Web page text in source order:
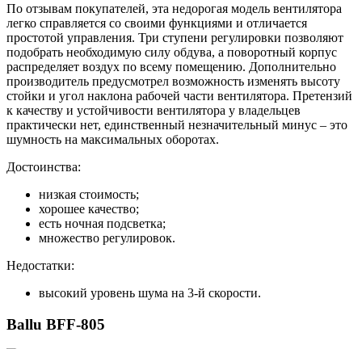
По отзывам покупателей, эта недорогая модель вентилятора
легко справляется со своими функциями и отличается
простотой управления. Три ступени регулировки позволяют
подобрать необходимую силу обдува, а поворотный корпус
распределяет воздух по всему помещению. Дополнительно
производитель предусмотрел возможность изменять высоту
стойки и угол наклона рабочей части вентилятора. Претензий
к качеству и устойчивости вентилятора у владельцев
практически нет, единственный незначительный минус – это
шумность на максимальных оборотах.
Достоинства:
низкая стоимость;
хорошее качество;
есть ночная подсветка;
множество регулировок.
Недостатки:
высокий уровень шума на 3-й скорости.
Ballu BFF-805